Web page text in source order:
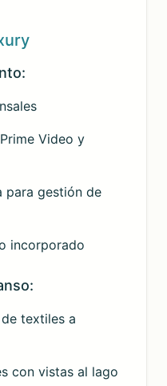
Video y
para gestión de
incorporado
textiles a
con vistas al lago